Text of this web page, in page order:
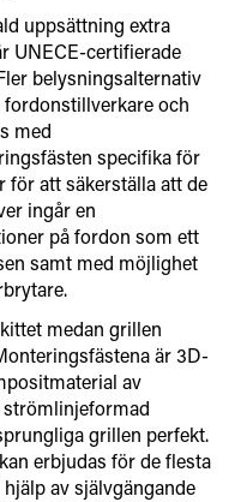
uppsättning extra
UNECE-certifierade
belysningsalternativ
och
med
specifika för
att säkerställa att de
ingår en
på fordon som ett
samt med möjlighet
medan grillen
är 3D-
av
grillen perfekt.
erbjudas för de flesta
av självgängande